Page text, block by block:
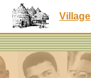
Village